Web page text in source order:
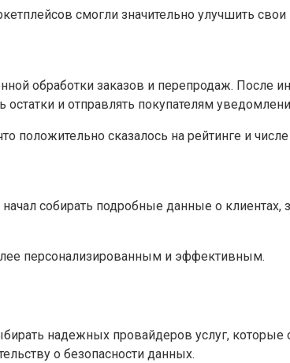
смогли значительно улучшить свои
обработки заказов и перепродаж. После
и отправлять покупателям
положительно сказалось на рейтинге и
собирать подробные данные о клиентах,
персонализированным и эффективным.
надежных провайдеров услуг, которые
о безопасности данных.